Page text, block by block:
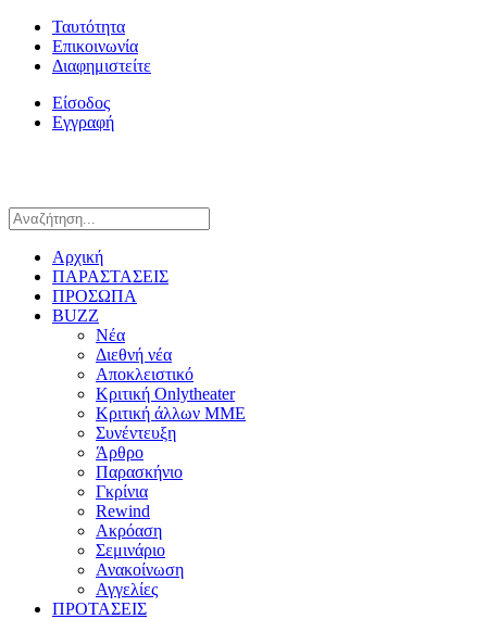
Ταυτότητα
Επικοινωνία
Διαφημιστείτε
Είσοδος
Εγγραφή
Αρχική
ΠΑΡΑΣΤΑΣΕΙΣ
ΠΡΟΣΩΠΑ
BUZZ
Νέα
Διεθνή νέα
Αποκλειστικό
Κριτική Onlytheater
Κριτική άλλων ΜΜΕ
Συνέντευξη
Άρθρο
Παρασκήνιο
Γκρίνια
Rewind
Ακρόαση
Σεμινάριο
Ανακοίνωση
Αγγελίες
ΠΡΟΤΑΣΕΙΣ